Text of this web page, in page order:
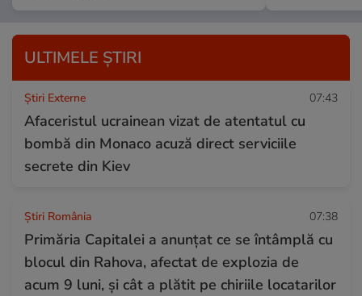
ULTIMELE ȘTIRI
Știri Externe 07:43
Afaceristul ucrainean vizat de atentatul cu
bombă din Monaco acuză direct serviciile
secrete din Kiev
Știri România 07:38
Primăria Capitalei a anunțat ce se întâmplă cu
blocul din Rahova, afectat de explozia de
acum 9 luni, și cât a plătit pe chiriile locatarilor